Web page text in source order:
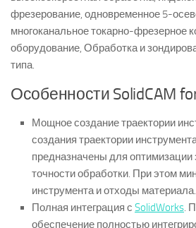
фрезерование, одновременное 5-
многоканальное токарно-фрезерное
оборудование, Обработка и
типа.
Особенности SolidCAM
Мощное создание траектории
создания траектории
предназначены для
точности обработки. При этом
инструмента и отходы материала.
Полная интеграция с SolidWorks.
обеспечение полностью